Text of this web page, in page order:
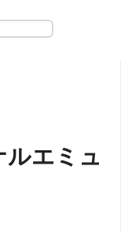
ルエミュ